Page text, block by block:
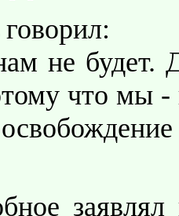
не будет.
что мы -